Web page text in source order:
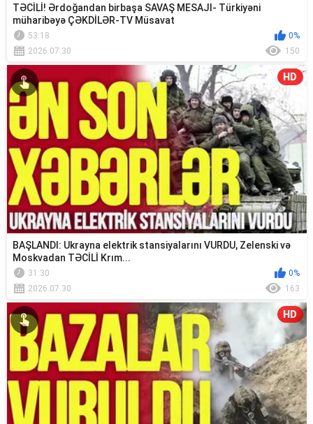
TƏCİLİ! Ərdoğandan birbaşa SAVAŞ MESAJI- Türkiyəni
müharibəyə ÇƏKDİLƏR-TV Müsavat
53:18
0%
2026.07.30
150
HD
BAŞLANDI: Ukrayna elektrik stansiyalarını VURDU, Zelenski və
Moskvadan TƏCİLİ Krım...
31:30
0%
2026.07.30
163
HD